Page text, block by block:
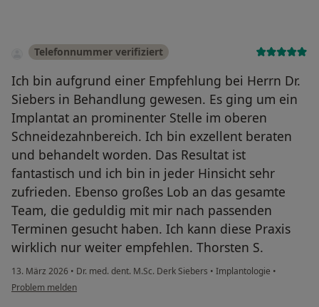
Telefonnummer verifiziert
Ich bin aufgrund einer Empfehlung bei Herrn Dr.
Siebers in Behandlung gewesen. Es ging um ein
Implantat an prominenter Stelle im oberen
Schneidezahnbereich. Ich bin exzellent beraten
und behandelt worden. Das Resultat ist
fantastisch und ich bin in jeder Hinsicht sehr
zufrieden. Ebenso großes Lob an das gesamte
Team, die geduldig mit mir nach passenden
Terminen gesucht haben. Ich kann diese Praxis
wirklich nur weiter empfehlen. Thorsten S.
13. März 2026 • Dr. med. dent. M.Sc. Derk Siebers • Implantologie •
Problem melden